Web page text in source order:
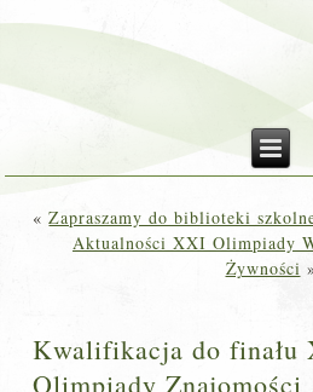
«Zapraszamy do biblioteki
Aktualności XXI Olimpiady
Żywności »
Kwalifikacja do finału
Olimpiady